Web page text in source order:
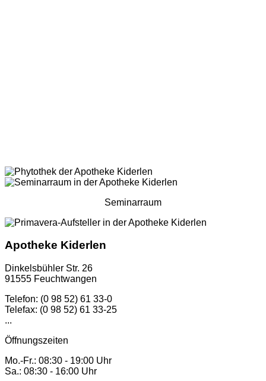
Seminarraum
Apotheke Kiderlen
Dinkelsbühler Str. 26
91555 Feuchtwangen
Telefon: (0 98 52) 61 33-0
Telefax: (0 98 52) 61 33-25
...
Öffnungszeiten
Mo.-Fr.: 08:30 - 19:00 Uhr
Sa.: 08:30 - 16:00 Uhr